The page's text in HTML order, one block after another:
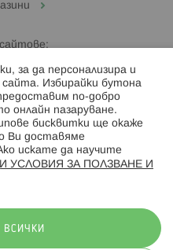
ни:
за да персонализира и
Избирайки бутона
по-добро
онлайн пазаруване.
бисквитки ще окаже
Ви доставяме
искате да научите
УСЛОВИЯ ЗА ПОЛЗВАНЕ И